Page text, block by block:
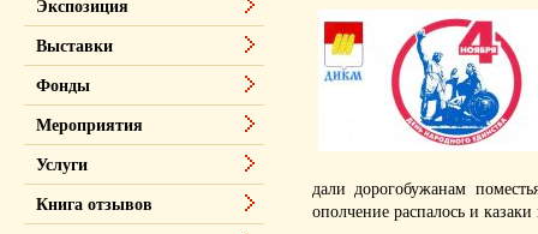
дали дорогобужанам
ополчение распалось и
Экспозиция
Выставки
Фонды
Мероприятия
Услуги
Книга отзывов